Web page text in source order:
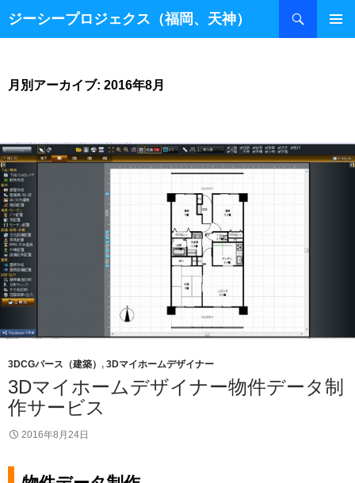
ジーシープロジェクス（福岡、天神）
索
ツ
ッ
プ
月別アーカイブ: 2016年8月
3DCGパース（建築） , 3Dマイホームデザイナー
3Dマイホームデザイナー物件データ制
作サービス
2016年8月24日